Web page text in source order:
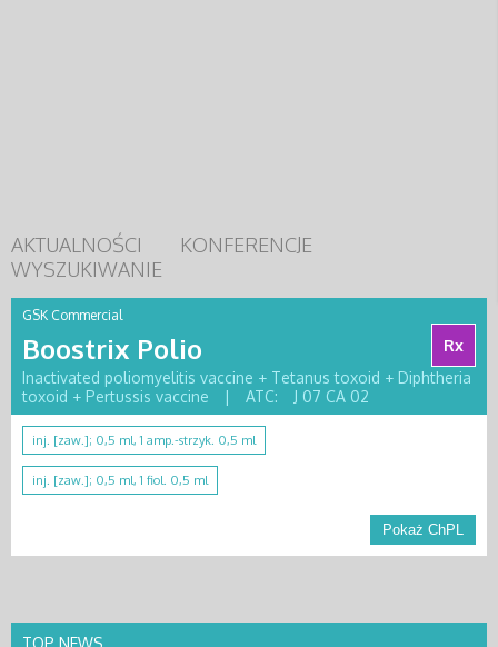
AKTUALNOŚCI
KONFERENCJE
WYSZUKIWANIE
GSK Commercial
Boostrix Polio
Rx
Inactivated poliomyelitis vaccine + Tetanus toxoid + Diphtheria
toxoid + Pertussis vaccine
| ATC: J 07 CA 02
inj. [zaw.]; 0,5 ml, 1 amp.-strzyk. 0,5 ml
inj. [zaw.]; 0,5 ml, 1 fiol. 0,5 ml
Pokaż ChPL
TOP NEWS